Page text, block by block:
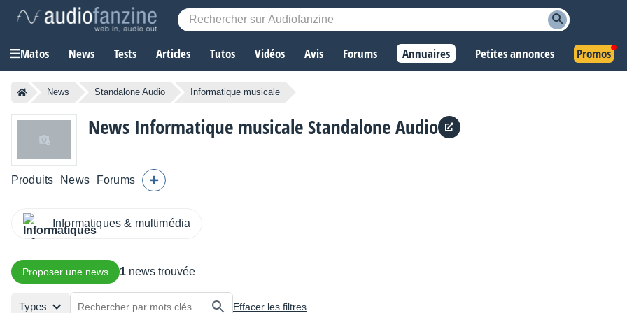
Matos News Tests Articles Tutos Vidéos Avis Forums Annuaires Petites annonces Promos
News Standalone Audio Informatique musicale
News Informatique musicale Standalone Audio
Produits News Forums
Informatiques & multimédia
Proposer une news 1 news trouvée
Types Effacer les filtres